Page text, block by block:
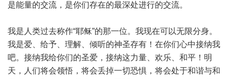
是能量的交流，是你们存在的最深处进行的交流。
我是人类过去称作“耶稣”的那一位。我现在可以无限分身。
我是爱、给予、理解、倾听的神圣存有！在你们心中接纳我
吧。接纳我给你们的圣爱，接纳这力量、欢乐、和平！明
天，人们将会领悟，将会丢掉一切恐惧，将会处于和谐与和